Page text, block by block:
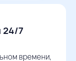
24/7
времени,